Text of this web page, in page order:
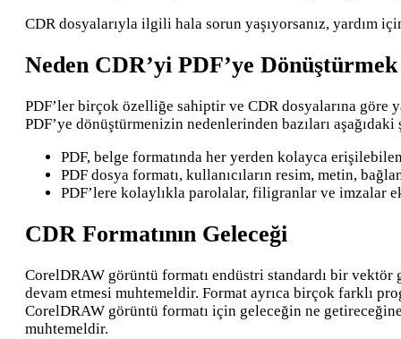
CDR dosyalarıyla ilgili hala sorun yaşıyorsanız, yardım
Neden CDR’yi PDF’ye
PDF’ler birçok özelliğe sahiptir ve CDR dosyalarına göre
PDF’ye dönüştürmenizin nedenlerinden bazıları
PDF, belge formatında her yerden kolayca
PDF dosya formatı, kullanıcıların resim, metin,
PDF’lere kolaylıkla parolalar, filigranlar ve imzalar
CDR Formatının Geleceği
CorelDRAW görüntü formatı endüstri standardı bir
devam etmesi muhtemeldir. Format ayrıca birçok farklı
CorelDRAW görüntü formatı için geleceğin ne
muhtemeldir.